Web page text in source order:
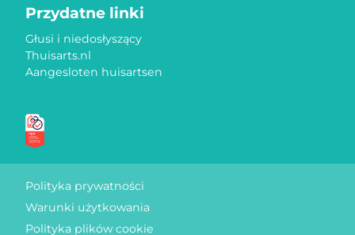
Przydatne linki
Głusi i niedosłyszący
Thuisarts.nl
Aangesloten huisartsen
Polityka prywatności
Warunki użytkowania
Polityka plików cookie